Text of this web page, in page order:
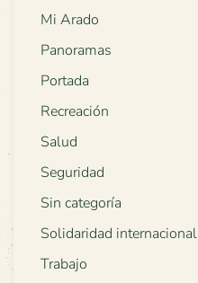
Mi Arado
Panoramas
Portada
Recreación
Salud
Seguridad
Sin categoría
Solidaridad internacional
Trabajo